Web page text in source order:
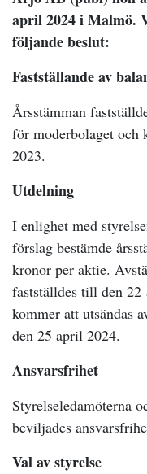
april 2024 i Malmö.
följande beslut:
Fastställande av
Årsstämman
för moderbolaget och
2023.
Utdelning
I enlighet med
förslag bestämde
kronor per aktie.
fastställdes till den 22
kommer att utsändas
den 25 april 2024.
Ansvarsfrihet
Styrelseledamöterna
beviljades
Val av styrelse